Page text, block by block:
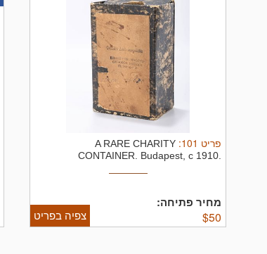
פריט 101
:
A RARE CHARITY
CONTAINER. Budapest, c 1910.
מחיר פתיחה:
$50 צפיה בפריט